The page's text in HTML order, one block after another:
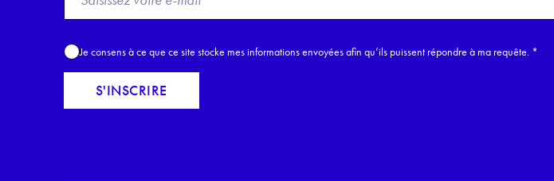
o
E
m
i
A
c
Je consens à ce que ce site stocke mes informations envoyées afin qu’ils puissent répondre à ma requête. *
S'INSCRIRE